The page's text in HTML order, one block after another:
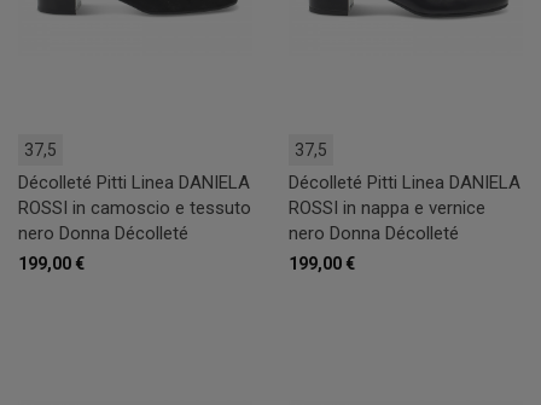
37,5
Décolleté Pitti Linea DANIELA
ROSSI in camoscio e tessuto
nero Donna Décolleté
199,00 €
37,5
Décolleté Pitti Linea DANIELA
ROSSI in nappa e vernice
nero Donna Décolleté
199,00 €